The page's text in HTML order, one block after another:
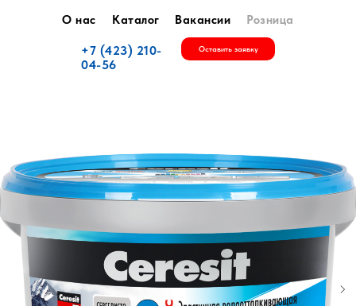
+7 (423) 210-
04-56
Оставить заявку
О нас Каталог Вакансии Розница